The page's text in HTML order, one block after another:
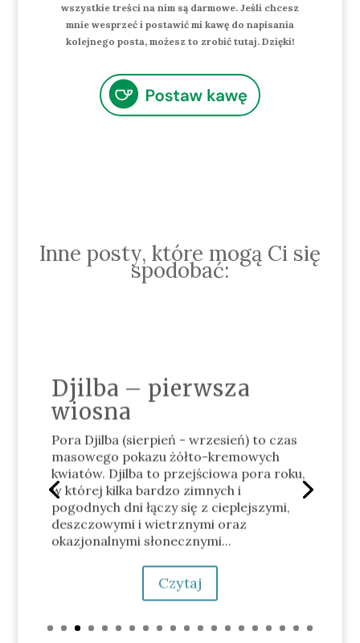
wszystkie treści na nim są darmowe. Jeśli chcesz
mnie wesprzeć i postawić mi kawę do napisania
kolejnego posta, możesz to zrobić tutaj. Dzięki!
Inne posty, które mogą Ci się
spodobać:
Djilba – pierwsza
wiosna
Pora Djilba (sierpień - wrzesień) to czas
masowego pokazu żółto-kremowych
kwiatów. Djilba to przejściowa pora roku,
w której kilka bardzo zimnych i
pogodnych dni łączy się z cieplejszymi,
deszczowymi i wietrznymi oraz
okazjonalnymi słonecznymi...
Czytaj